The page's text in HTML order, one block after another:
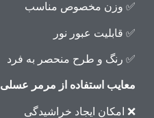
✅ وزن مخصوص مناسب
✅ قابلیت عبور نور
✅ رنگ و طرح منحصر به فرد
معایب استفاده از مرمر عسلی
❌ امکان ایجاد خراشیدگی